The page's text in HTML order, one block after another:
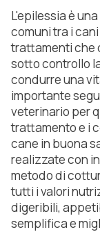
L'epilessia è
comuni tra i
trattamenti che
sotto controllo
condurre una
importante
veterinario per
trattamento e i
cane in buona
realizzate con
metodo di
tutti i valori
digeribili,
semplifica e